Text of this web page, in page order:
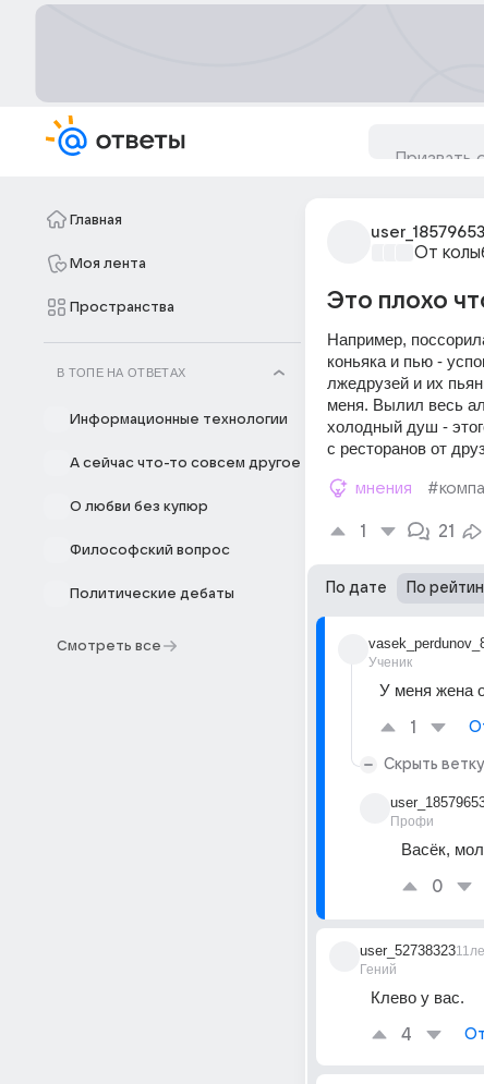
Главная
Моя лента
Пространства
В ТОПЕ НА ОТВЕТАХ
Информационные технологии
А сейчас что-то совсем другое
О любви без купюр
Философский вопрос
Политические дебаты
Смотреть все
От
Это плохо
Например,
коньяка и пью -
лжедрузей и их
меня. Вылил весь
холодный душ -
с ресторанов от
мнения
1 21
По дате По
Ученик
У меня жена
1
Скрыть ветку
Профи
Васёк,
0
user_52738323
Гений
Клево у вас.
4